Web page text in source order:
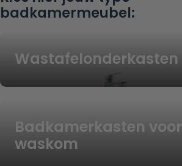
badkamermeubel:
Wastafelonderkasten
Badkamerkasten voor
waskom